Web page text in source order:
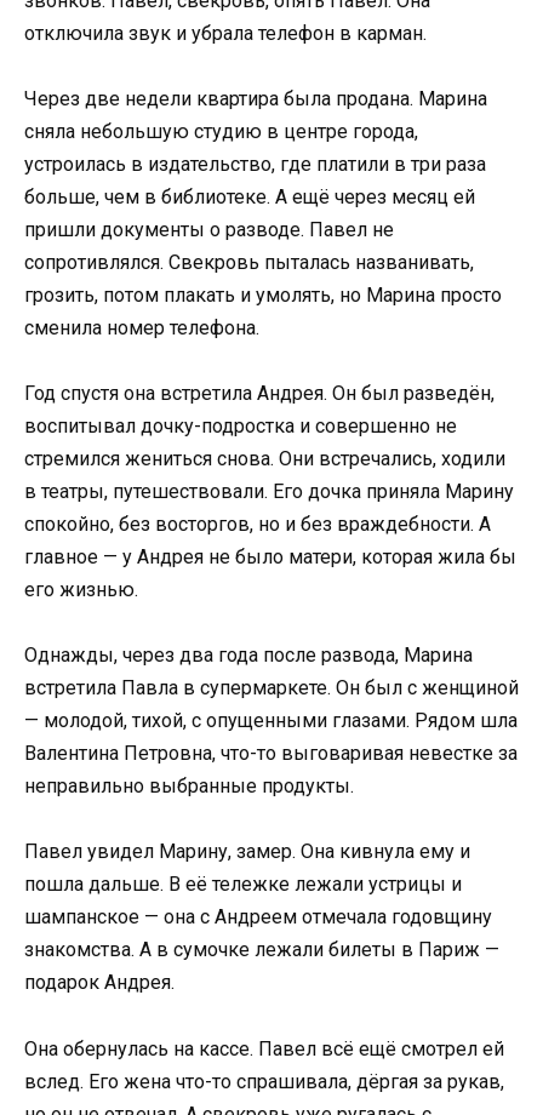
отключила звук и убрала телефон в карман.
Через две недели квартира была продана. Марина
сняла небольшую студию в центре города,
устроилась в издательство, где платили в три раза
больше, чем в библиотеке. А ещё через месяц ей
пришли документы о разводе. Павел не
сопротивлялся. Свекровь пыталась названивать,
грозить, потом плакать и умолять, но Марина просто
сменила номер телефона.
Год спустя она встретила Андрея. Он был разведён,
воспитывал дочку-подростка и совершенно не
стремился жениться снова. Они встречались, ходили
в театры, путешествовали. Его дочка приняла Марину
спокойно, без восторгов, но и без враждебности. А
главное — у Андрея не было матери, которая жила бы
его жизнью.
Однажды, через два года после развода, Марина
встретила Павла в супермаркете. Он был с женщиной
— молодой, тихой, с опущенными глазами. Рядом шла
Валентина Петровна, что-то выговаривая невестке за
неправильно выбранные продукты.
Павел увидел Марину, замер. Она кивнула ему и
пошла дальше. В её тележке лежали устрицы и
шампанское — она с Андреем отмечала годовщину
знакомства. А в сумочке лежали билеты в Париж —
подарок Андрея.
Она обернулась на кассе. Павел всё ещё смотрел ей
вслед. Его жена что-то спрашивала, дёргая за рукав,